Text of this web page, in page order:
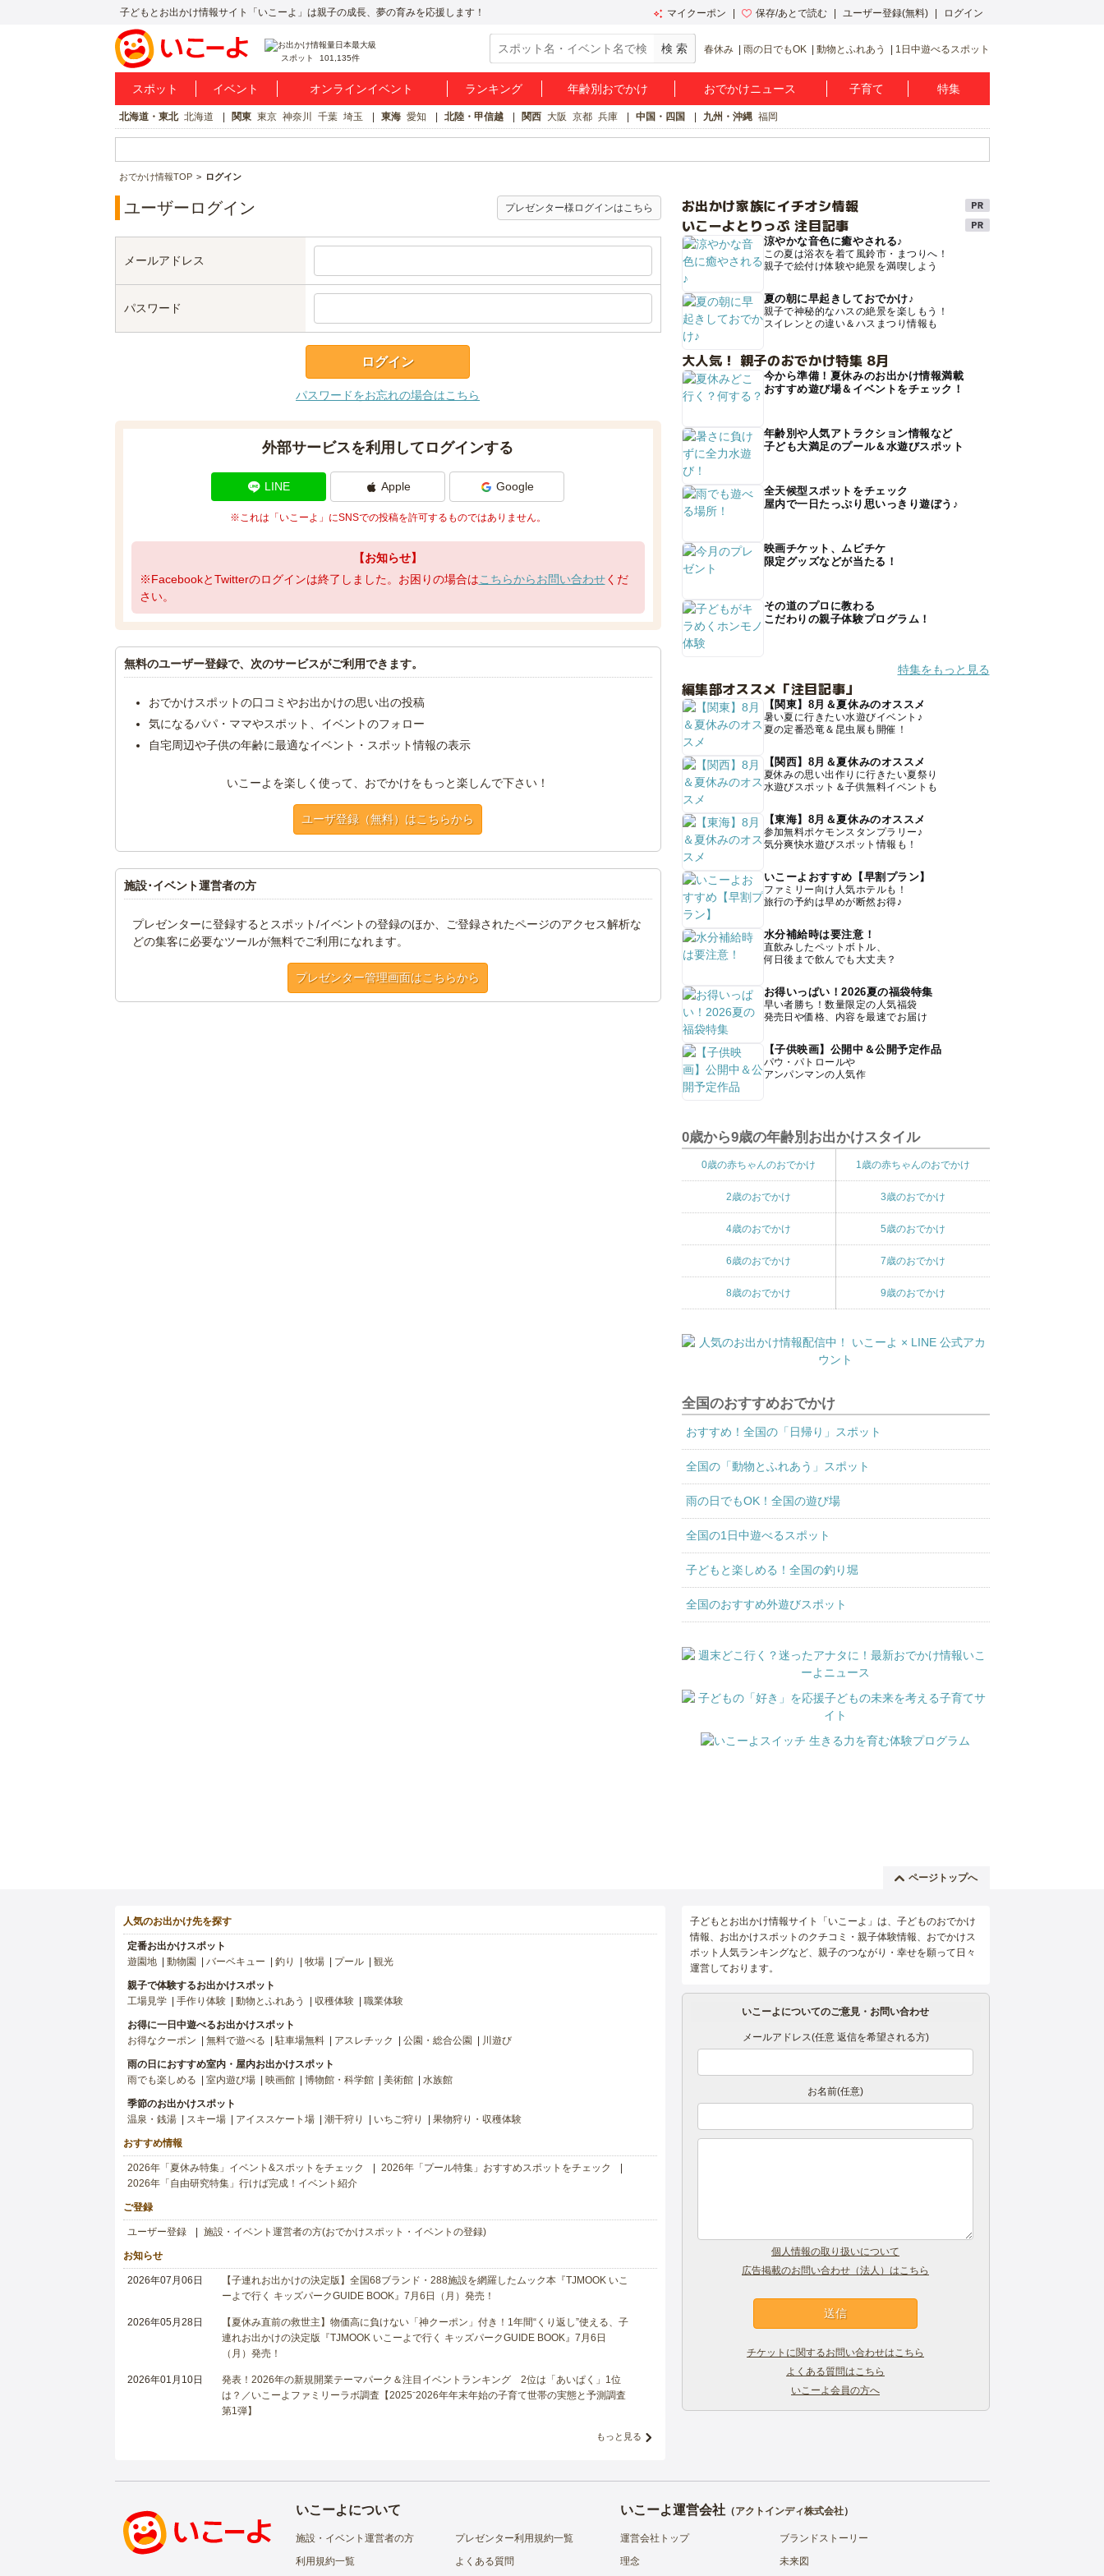
子どもとお出かけ情報サイト「いこーよ」は親子の成長、夢の育みを応援します！ マイクーポン 保存/あとで読む ユーザー登録(無料) ログイン
スポット 101,135件
春休み 雨の日でもOK 動物とふれあう 1日中遊べるスポット
スポット イベント オンラインイベント ランキング 年齢別おでかけ おでかけニュース 子育て 特集
北海道・東北 北海道 関東 東京 神奈川 千葉 埼玉 東海 愛知 北陸・甲信越 関西 大阪 京都 兵庫 中国・四国 九州・沖縄 福岡
おでかけ情報TOP ログイン
ユーザーログイン プレゼンター様ログインはこちら
メールアドレス
パスワード
パスワードをお忘れの場合はこちら
外部サービスを利用してログインする
LINE Apple Google
※これは「いこーよ」にSNSでの投稿を許可するものではありません。
【お知らせ】
※FacebookとTwitterのログインは終了しました。お困りの場合はこちらからお問い合わせくだ
さい。
無料のユーザー登録で、次のサービスがご利用できます。
おでかけスポットの口コミやお出かけの思い出の投稿
気になるパパ・ママやスポット、イベントのフォロー
自宅周辺や子供の年齢に最適なイベント・スポット情報の表示
いこーよを楽しく使って、おでかけをもっと楽しんで下さい！
ユーザ登録（無料）はこちらから
施設･イベント運営者の方
プレゼンターに登録するとスポット/イベントの登録のほか、ご登録されたページのアクセス解析な
どの集客に必要なツールが無料でご利用になれます。
プレゼンター管理画面はこちらから
お出かけ家族にイチオシ情報
いこーよとりっぷ 注目記事
涼やかな音色に癒やされる♪
この夏は浴衣を着て風鈴市・まつりへ！
親子で絵付け体験や絶景を満喫しよう
夏の朝に早起きしておでかけ♪
親子で神秘的なハスの絶景を楽しもう！
スイレンとの違い＆ハスまつり情報も
大人気！ 親子のおでかけ特集 8月
今から準備！夏休みのお出かけ情報満載
おすすめ遊び場＆イベントをチェック！
年齢別や人気アトラクション情報など
子ども大満足のプール＆水遊びスポット
全天候型スポットをチェック
屋内で一日たっぷり思いっきり遊ぼう♪
映画チケット、ムビチケ
限定グッズなどが当たる！
その道のプロに教わる
こだわりの親子体験プログラム！
特集をもっと見る
編集部オススメ「注目記事」
【関東】8月＆夏休みのオススメ
暑い夏に行きたい水遊びイベント♪
夏の定番恐竜＆昆虫展も開催！
【関西】8月＆夏休みのオススメ
夏休みの思い出作りに行きたい夏祭り
水遊びスポット＆子供無料イベントも
【東海】8月＆夏休みのオススメ
参加無料ポケモンスタンプラリー♪
気分爽快水遊びスポット情報も！
いこーよおすすめ【早割プラン】
ファミリー向け人気ホテルも！
旅行の予約は早めが断然お得♪
水分補給時は要注意！
直飲みしたペットボトル、
何日後まで飲んでも大丈夫？
お得いっぱい！2026夏の福袋特集
早い者勝ち！数量限定の人気福袋
発売日や価格、内容を最速でお届け
【子供映画】公開中＆公開予定作品
パウ・パトロールや
アンパンマンの人気作
0歳から9歳の年齢別お出かけスタイル
0歳の赤ちゃんのおでかけ 1歳の赤ちゃんのおでかけ
2歳のおでかけ 3歳のおでかけ
4歳のおでかけ 5歳のおでかけ
6歳のおでかけ 7歳のおでかけ
8歳のおでかけ 9歳のおでかけ
全国のおすすめおでかけ
おすすめ！全国の「日帰り」スポット
全国の「動物とふれあう」スポット
雨の日でもOK！全国の遊び場
全国の1日中遊べるスポット
子どもと楽しめる！全国の釣り堀
全国のおすすめ外遊びスポット
ページトップへ
人気のお出かけ先を探す
定番お出かけスポット
遊園地
動物園 バーベキュー 釣り 牧場 プール 観光
親子で体験するお出かけスポット
工場見学
手作り体験 動物とふれあう 収穫体験 職業体験
お得に一日中遊べるお出かけスポット
お得なクーポン
無料で遊べる 駐車場無料 アスレチック 公園・総合公園 川遊び
雨の日におすすめ室内・屋内お出かけスポット
雨でも楽しめる
室内遊び場 映画館 博物館・科学館 美術館 水族館
季節のお出かけスポット
温泉・銭湯
スキー場 アイススケート場 潮干狩り いちご狩り 果物狩り・収穫体験
おすすめ情報
2026年「夏休み特集」イベント&スポットをチェック
2026年「プール特集」おすすめスポットをチェック
2026年「自由研究特集」行けば完成！イベント紹介
ご登録
ユーザー登録 施設・イベント運営者の方(おでかけスポット・イベントの登録)
お知らせ
2026年07月06日
【子連れお出かけの決定版】全国68ブランド・288施設を網羅したムック本『TJMOOK いこ
ーよで行く キッズパークGUIDE BOOK』7月6日（月）発売！
2026年05月28日
【夏休み直前の救世主】物価高に負けない「神クーポン」付き！1年間“くり返し”使える、子
連れお出かけの決定版『TJMOOK いこーよで行く キッズパークGUIDE BOOK』7月6日
（月）発売！
2026年01月10日
発表！2026年の新規開業テーマパーク＆注目イベントランキング 2位は「あいぱく」1位
は？／いこーよファミリーラボ調査【2025⁻2026年年末年始の子育て世帯の実態と予測調査
第1弾】
もっと見る
子どもとお出かけ情報サイト「いこーよ」は、子どものおでかけ
情報、お出かけスポットのクチコミ・親子体験情報、おでかけス
ポット人気ランキングなど、親子のつながり・幸せを願って日々
運営しております。
いこーよについてのご意見・お問い合わせ
メールアドレス(任意 返信を希望される方)
お名前(任意)
個人情報の取り扱いについて
広告掲載のお問い合わせ（法人）はこちら
チケットに関するお問い合わせはこちら
よくある質問はこちら
いこーよ会員の方へ
いこーよについて
施設・イベント運営者の方
プレゼンター利用規約一覧
利用規約一覧
よくある質問
いこーよ運営会社（アクトインディ株式会社）
運営会社トップ
ブランドストーリー
理念
未来図